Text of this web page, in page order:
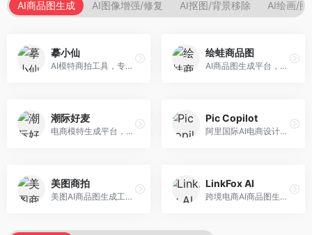
AI商品图生成 AI图像增强/修复 AI抠图/背景移除 AI绘画/图
摹小仙
AI模特商拍工具，专注于服装电商。面向服装电商卖家，提供虚拟模特试穿、商品展示图生成等服务，模特形象多样，拍摄成本低。
绘蛙商品图
AI商品图生成平台，支持模特换装和场景生成。面向电商卖家，提供商品上身效果展示、场景化商品图生成等服务，电商营销效果显著。
潮际好麦
电商模特生成平台，支持AI虚拟模特创作。面向服装和配饰电商，提供模特试穿、商品展示、营销素材生成等服务，模特形象可定制。
Pic Copilot
阿里国际AI电商设计工具，专注于跨境电商。面向跨境电商卖家，提供商品图优化、营销海报生成、多语言适配等服务，海外市场适配性强。
美图商拍
美图AI商品图生成工具，整合美图生态。面向电商卖家，提供商品图美化、模特替换、场景生成等服务，移动端操作便捷。
LinkFox AI
跨境电商AI商品图生成工具。面向跨境电商卖家，支持多语言商品图生成、模特替换、场景优化等服务，适配海外电商平台需求。